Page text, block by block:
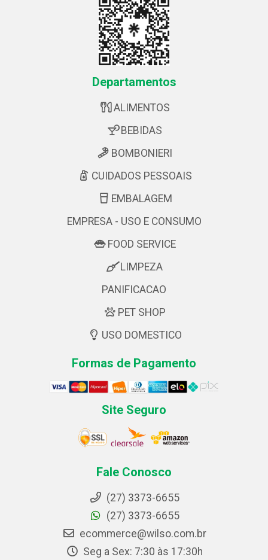
Departamentos
ALIMENTOS
BEBIDAS
BOMBONIERI
CUIDADOS PESSOAIS
EMBALAGEM
EMPRESA - USO E CONSUMO
FOOD SERVICE
LIMPEZA
PANIFICACAO
PET SHOP
USO DOMESTICO
Formas de Pagamento
Site Seguro
Fale Conosco
(27) 3373-6655
(27) 3373-6655
ecommerce@wilso.com.br
Seg a Sex: 7:30 às 17:30h